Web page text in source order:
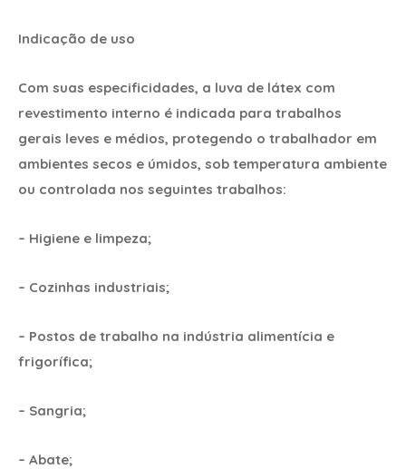
Indicação de uso
Com suas especificidades, a luva de látex com
revestimento interno é indicada para trabalhos
gerais leves e médios, protegendo o trabalhador em
ambientes secos e úmidos, sob temperatura ambiente
ou controlada nos seguintes trabalhos:
– Higiene e limpeza;
– Cozinhas industriais;
– Postos de trabalho na indústria alimentícia e
frigorífica;
– Sangria;
– Abate;